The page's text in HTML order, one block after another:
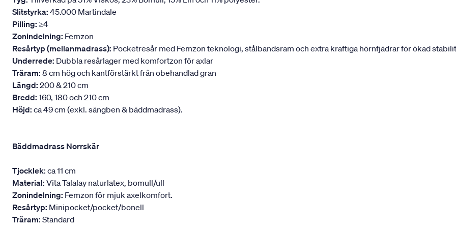
Slitstyrka: 45.000 Martindale
Pilling: ≥4
Zonindelning: Femzon
Resårtyp (mellanmadrass): Pocketresår med Femzon teknologi, stålbandsram och extra kraftiga hörnfjädrar för ökad
Underrede: Dubbla resårlager med komfortzon för axlar
Träram: 8 cm hög och kantförstärkt från obehandlad gran
Längd: 200 & 210 cm
Bredd: 160, 180 och 210 cm
Höjd: ca 49 cm (exkl. sängben & bäddmadrass).
Bäddmadrass Norrskär
Tjocklek: ca 11 cm
Material: Vita Talalay naturlatex, bomull/ull
Zonindelning: Femzon för mjuk axelkomfort.
Resårtyp: Minipocket/pocket/bonell
Träram: Standard